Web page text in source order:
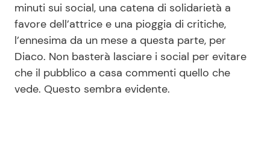
minuti sui social, una catena di solidarietà a
favore dell’attrice e una pioggia di critiche,
l’ennesima da un mese a questa parte, per
Diaco. Non basterà lasciare i social per evitare
che il pubblico a casa commenti quello che
vede. Questo sembra evidente.